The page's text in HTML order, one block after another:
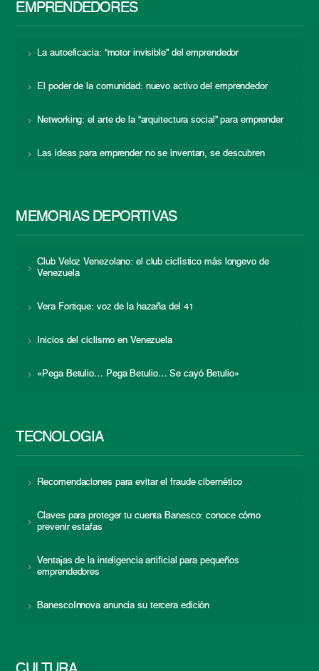
EMPRENDEDORES
La autoeficacia: “motor invisible” del emprendedor
El poder de la comunidad: nuevo activo del emprendedor
Networking: el arte de la “arquitectura social” para emprender
Las ideas para emprender no se inventan, se descubren
MEMORIAS DEPORTIVAS
Club Veloz Venezolano: el club ciclístico más longevo de
Venezuela
Vera Fortique: voz de la hazaña del 41
Inicios del ciclismo en Venezuela
«Pega Betulio… Pega Betulio… Se cayó Betulio»
TECNOLOGÍA
Recomendaciones para evitar el fraude cibernético
Claves para proteger tu cuenta Banesco: conoce cómo
prevenir estafas
Ventajas de la inteligencia artificial para pequeños
emprendedores
BanescoInnova anuncia su tercera edición